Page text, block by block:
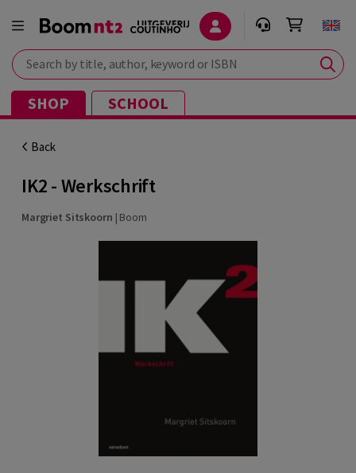
Search by title, author, keyword or ISBN
SHOP SCHOOL
Back
IK2 - Werkschrift
Margriet Sitskoorn | Boom